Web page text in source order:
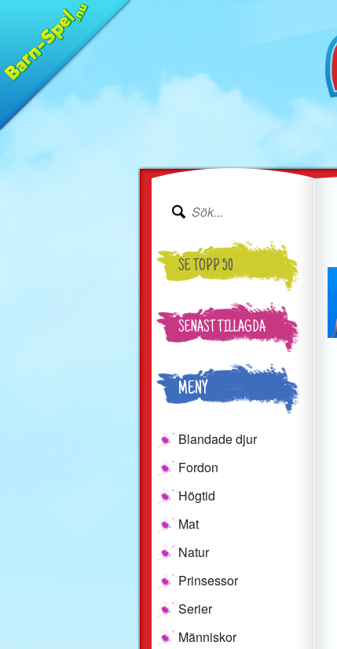
SE TOPP 50
SENAST TILLAGDA
MENY
Blandade djur
Fordon
Högtid
Mat
Natur
Prinsessor
Serier
Människor